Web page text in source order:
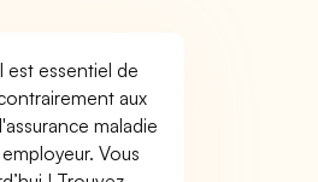
est essentiel de
aux
maladie
Vous